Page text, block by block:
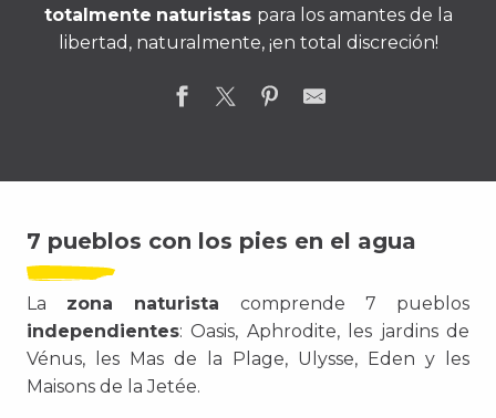
totalmente naturistas para los amantes de la
libertad, naturalmente, ¡en total discreción!
7 pueblos con los pies en el agua
La zona naturista comprende 7 pueblos
independientes:Oasis, Aphrodite, les jardins de
Vénus, les Mas de la Plage, Ulysse, Eden y les
Maisons de la Jetée.